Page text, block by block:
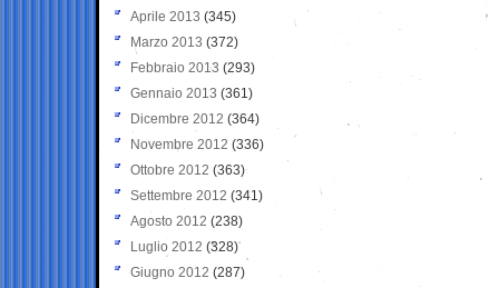
Aprile 2013 (345)
Marzo 2013 (372)
Febbraio 2013 (293)
Gennaio 2013 (361)
Dicembre 2012 (364)
Novembre 2012 (336)
Ottobre 2012 (363)
Settembre 2012 (341)
Agosto 2012 (238)
Luglio 2012 (328)
Giugno 2012 (287)